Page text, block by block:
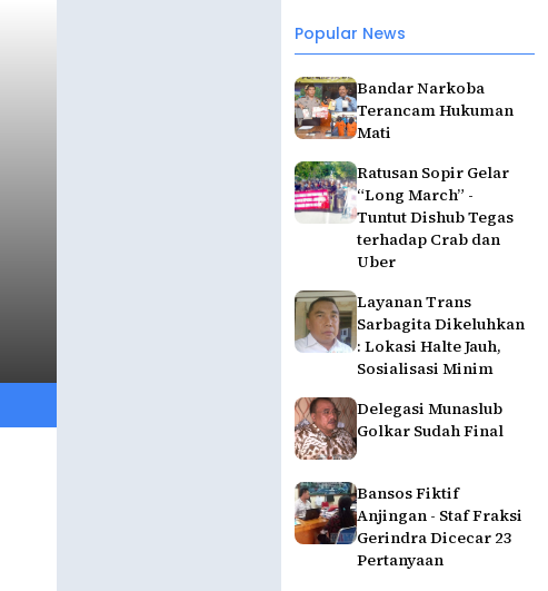
Popular News
Bandar Narkoba
Terancam Hukuman
Mati
Ratusan Sopir Gelar
“Long March” -
Tuntut Dishub Tegas
terhadap Crab dan
Uber
Layanan Trans
Sarbagita Dikeluhkan
: Lokasi Halte Jauh,
Sosialisasi Minim
Delegasi Munaslub
Golkar Sudah Final
Bansos Fiktif
Anjingan - Staf Fraksi
Gerindra Dicecar 23
Pertanyaan